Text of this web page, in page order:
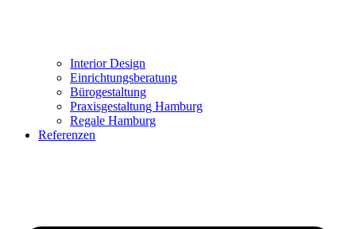
Interior Design
Einrichtungsberatung
Bürogestaltung
Praxisgestaltung Hamburg
Regale Hamburg
Referenzen